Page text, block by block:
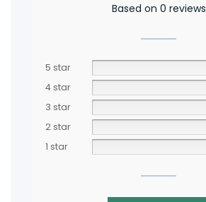
Based on 0 reviews
5 star
4 star
3 star
2 star
1 star